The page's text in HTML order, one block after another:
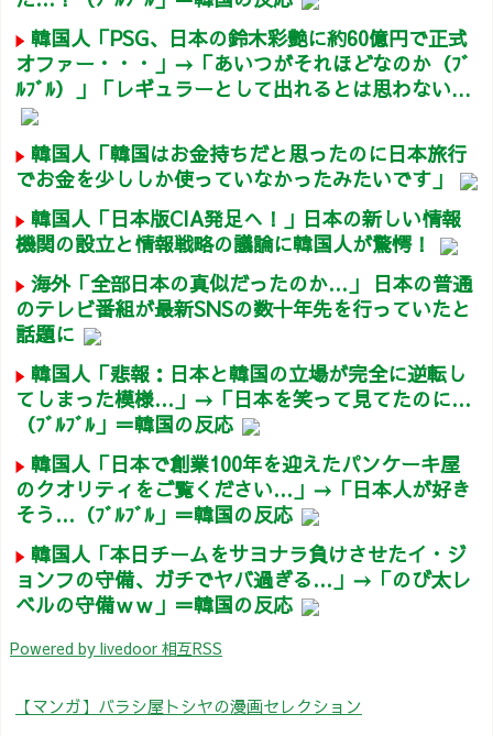
韓国人「PSG、日本の鈴木彩艶に約60億円で正式
オファー・・・」→「あいつがそれほどなのか（ﾌﾞ
ﾙﾌﾞﾙ）」「レギュラーとして出れるとは思わない...
韓国人「韓国はお金持ちだと思ったのに日本旅行
でお金を少ししか使っていなかったみたいです」
韓国人「日本版CIA発足へ！」日本の新しい情報
機関の設立と情報戦略の議論に韓国人が驚愕！
海外「全部日本の真似だったのか…」 日本の普通
のテレビ番組が最新SNSの数十年先を行っていたと
話題に
韓国人「悲報：日本と韓国の立場が完全に逆転し
てしまった模様…」→「日本を笑って見てたのに…
（ﾌﾞﾙﾌﾞﾙ」＝韓国の反応
韓国人「日本で創業100年を迎えたパンケーキ屋
のクオリティをご覧ください…」→「日本人が好き
そう…（ﾌﾞﾙﾌﾞﾙ」＝韓国の反応
韓国人「本日チームをサヨナラ負けさせたイ・ジ
ョンフの守備、ガチでヤバ過ぎる…」→「のび太レ
ベルの守備ｗｗ」＝韓国の反応
Powered by livedoor 相互RSS
【マンガ】バラシ屋トシヤの漫画セレクション